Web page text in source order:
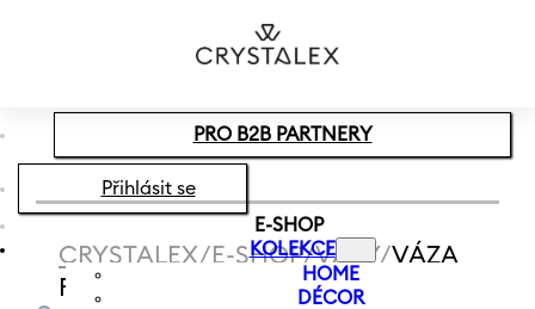
Přeskočit na zápatí
PRO B2B PARTNERY
Přihlásit se
E-SHOP
KOLEKCE
HOME
DÉCOR
CRYSTALEX/ E-SHOP/VÁZY/VÁZA
FOLKLOR 240 MM | MODRÁ